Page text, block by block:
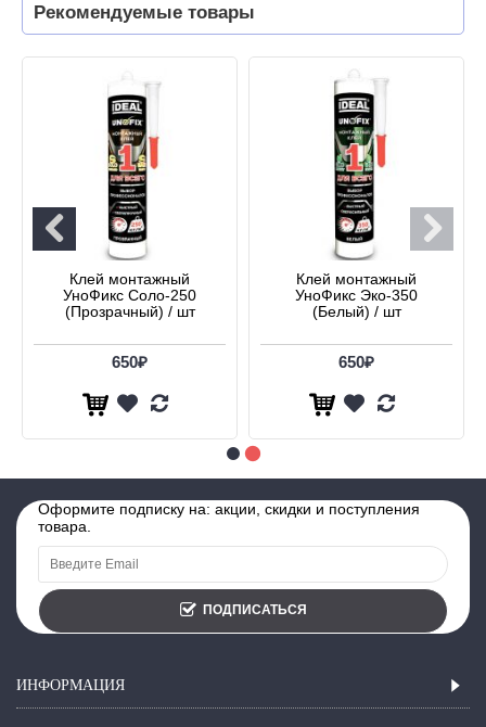
Рекомендуемые товары
Клей монтажный
УноФикс Соло-250
(Прозрачный) / шт
650₽
Клей монтажный
УноФикс Эко-350
(Белый) / шт
650₽
Оформите подписку на: акции, скидки и поступления
товара.
ПОДПИСАТЬСЯ
ИНФОРМАЦИЯ